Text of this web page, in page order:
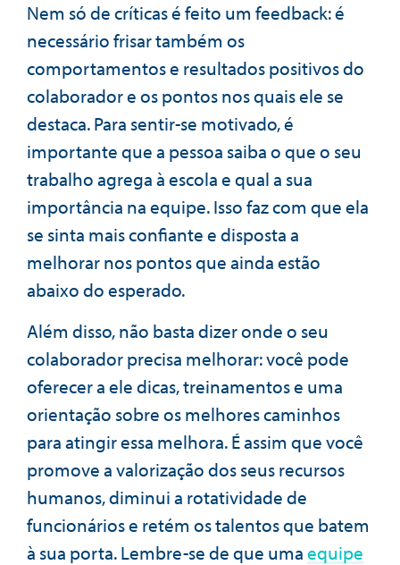
Nem só de críticas é feito um feedback: é
necessário frisar também os
comportamentos e resultados positivos do
colaborador e os pontos nos quais ele se
destaca. Para sentir-se motivado, é
importante que a pessoa saiba o que o seu
trabalho agrega à escola e qual a sua
importância na equipe. Isso faz com que ela
se sinta mais confiante e disposta a
melhorar nos pontos que ainda estão
abaixo do esperado.
Além disso, não basta dizer onde o seu
colaborador precisa melhorar: você pode
oferecer a ele dicas, treinamentos e uma
orientação sobre os melhores caminhos
para atingir essa melhora. É assim que você
promove a valorização dos seus recursos
humanos, diminui a rotatividade de
funcionários e retém os talentos que batem
à sua porta. Lembre-se de que umaequipe